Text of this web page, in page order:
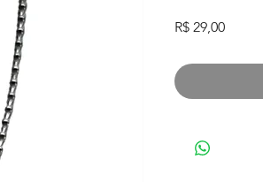
R$ 29,00Preço